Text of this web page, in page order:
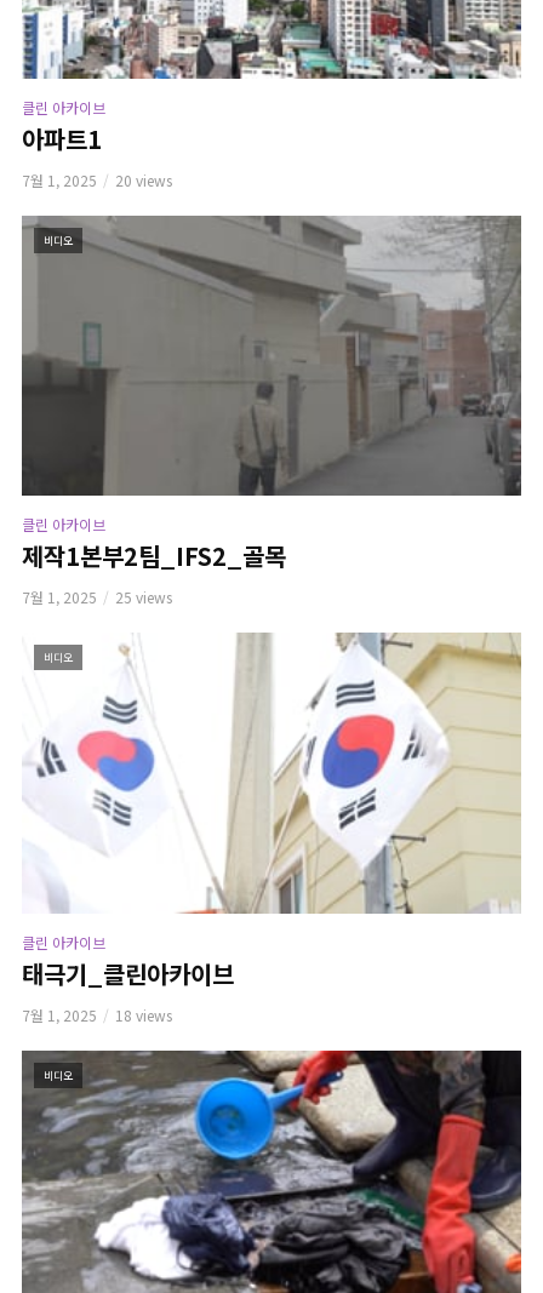
클린 아카이브
아파트1
7월 1, 2025 20 views
비디오
클린 아카이브
제작1본부2팀_IFS2_골목
7월 1, 2025 25 views
비디오
클린 아카이브
태극기_클린아카이브
7월 1, 2025 18 views
비디오